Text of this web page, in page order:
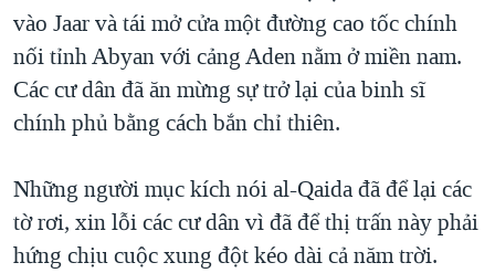
vào Jaar và tái mở cửa một đường cao tốc chính
nối tỉnh Abyan với cảng Aden nằm ở miền nam.
Các cư dân đã ăn mừng sự trở lại của binh sĩ
chính phủ bằng cách bắn chỉ thiên.
Những người mục kích nói al-Qaida đã để lại các
tờ rơi, xin lỗi các cư dân vì đã để thị trấn này phải
hứng chịu cuộc xung đột kéo dài cả năm trời.